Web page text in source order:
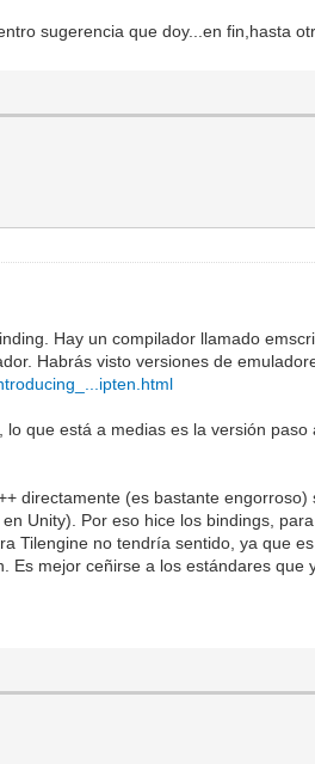
sugerencia que doy...en fin,hasta
Hay un compilador llamado
Habrás visto versiones de
que está a medias es la versión
directamente (es bastante
Unity). Por eso hice los bindings,
Tilengine no tendría sentido, ya que
mejor ceñirse a los estándares que